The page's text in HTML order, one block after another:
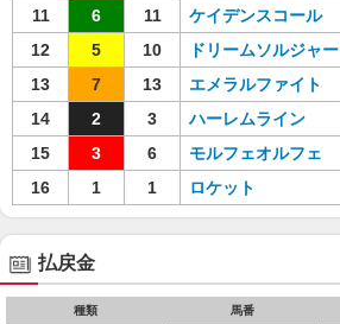
11
6 11 ケイデンスコール
12
5 10 ドリームソルジャー
13
7 13 エメラルファイト
14
2 3 ハーレムライン
15
3 6 モルフェオルフェ
16
1 1 ロケット
払戻金
種類 馬番